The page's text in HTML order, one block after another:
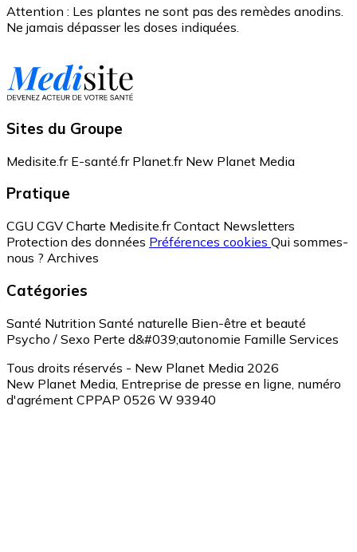
Attention : Les plantes ne sont pas des remèdes anodins.
Ne jamais dépasser les doses indiquées.
Sites du Groupe
Medisite.fr E-santé.fr Planet.fr New Planet Media
Pratique
CGU CGV Charte Medisite.fr Contact Newsletters
Protection des données Préférences cookies Qui sommes-
nous ? Archives
Catégories
Santé Nutrition Santé naturelle Bien-être et beauté
Psycho / Sexo Perte d&#039;autonomie Famille Services
Tous droits réservés - New Planet Media 2026
New Planet Media, Entreprise de presse en ligne, numéro
d'agrément CPPAP 0526 W 93940